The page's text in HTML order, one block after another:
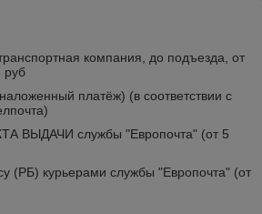
компания, до подъезда, от
руб
платёж) (в соответствии с
ВЫДАЧИ службы "Европочта" (от 5
(РБ) курьерами службы "Европочта" (от